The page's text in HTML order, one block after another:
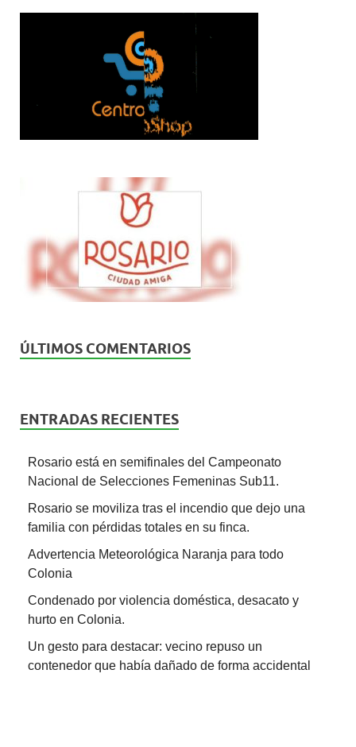
ÚLTIMOS COMENTARIOS
ENTRADAS RECIENTES
Rosario está en semifinales del Campeonato
Nacional de Selecciones Femeninas Sub11.
Rosario se moviliza tras el incendio que dejo una
familia con pérdidas totales en su finca.
Advertencia Meteorológica Naranja para todo
Colonia
Condenado por violencia doméstica, desacato y
hurto en Colonia.
Un gesto para destacar: vecino repuso un
contenedor que había dañado de forma accidental